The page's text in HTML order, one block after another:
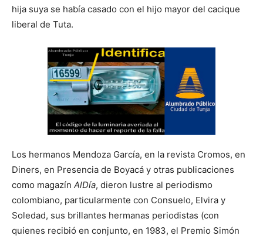
hija suya se había casado con el hijo mayor del cacique
liberal de Tuta.
Los hermanos Mendoza García, en la revista Cromos, en
Diners, en Presencia de Boyacá y otras publicaciones
como magazín AlDía, dieron lustre al periodismo
colombiano, particularmente con Consuelo, Elvira y
Soledad, sus brillantes hermanas periodistas (con
quienes recibió en conjunto, en 1983, el Premio Simón